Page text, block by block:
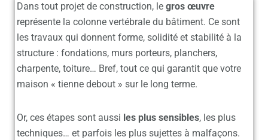
Dans tout projet de construction, le gros œuvre
représente la colonne vertébrale du bâtiment. Ce sont
les travaux qui donnent forme, solidité et stabilité à la
structure : fondations, murs porteurs, planchers,
charpente, toiture… Bref, tout ce qui garantit que votre
maison « tienne debout » sur le long terme.
Or, ces étapes sont aussi les plus sensibles, les plus
techniques… et parfois les plus sujettes à malfaçons.